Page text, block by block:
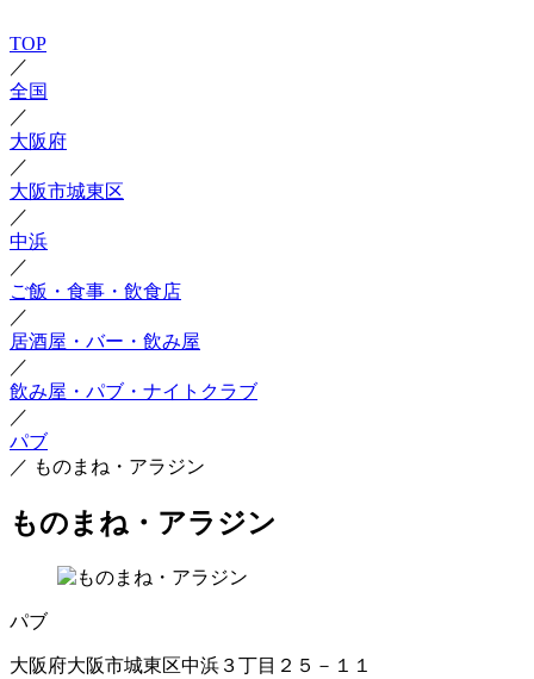
TOP
／
全国
／
大阪府
／
大阪市城東区
／
中浜
／
ご飯・食事・飲食店
／
居酒屋・バー・飲み屋
／
飲み屋・パブ・ナイトクラブ
／
パブ
／ ものまね・アラジン
ものまね・アラジン
パブ
大阪府大阪市城東区中浜３丁目２５－１１